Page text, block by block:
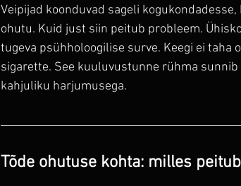
Veipijad koonduvad sageli
ohutu. Kuid just siin peitub probleem.
tugeva psühholoogilise surve. Keegi ei
sigarette. See kuuluvustunne rühma
kahjuliku harjumusega.
Tõde ohutuse kohta: milles